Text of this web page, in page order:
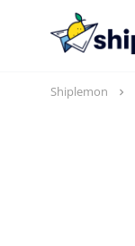
Shiplemon